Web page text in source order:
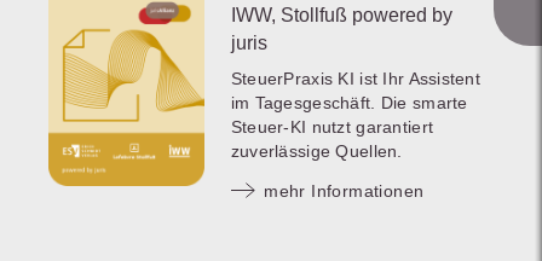
IWW, Stollfuß powered by
juris
SteuerPraxis KI ist Ihr Assistent
im Tagesgeschäft. Die smarte
Steuer-KI nutzt garantiert
zuverlässige Quellen.
mehr Informationen